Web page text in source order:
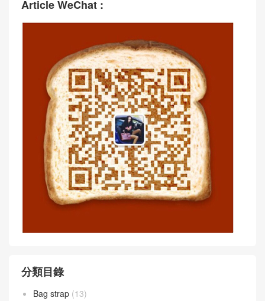
Article WeChat :
分類目錄
Bag strap (13)